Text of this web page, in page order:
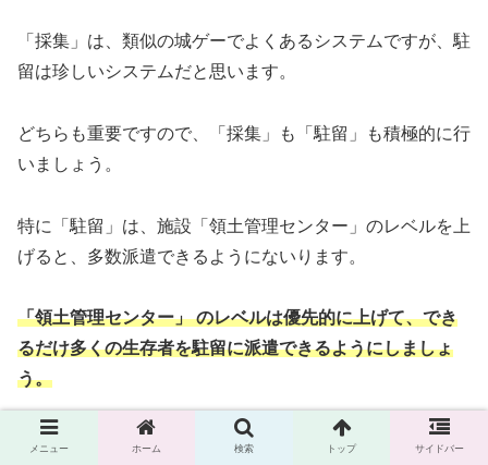
「採集」は、類似の城ゲーでよくあるシステムですが、駐
留は珍しいシステムだと思います。
どちらも重要ですので、「採集」も「駐留」も積極的に行
いましょう。
特に「駐留」は、施設「領土管理センター」のレベルを上
げると、多数派遣できるようにないります。
「領土管理センター」 のレベルは優先的に上げて、でき
るだけ多くの生存者を駐留に派遣できるようにしましょ
う。
また、
高レベルのウォーカーを討伐することで、高レベル
メニュー ホーム 検索 トップ サイドバー